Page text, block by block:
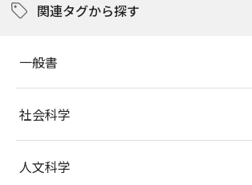
関連タグから探す
一般書
社会科学
人文科学